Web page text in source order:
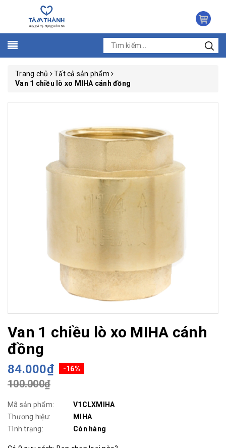
Trang chủ
Tất cả sản phẩm
Van 1 chiều lò xo MIHA cánh đồng
Van 1 chiều lò xo MIHA cánh
đồng
84.000₫ -16%
100.000₫
Mã sản phẩm:
V1CLXMIHA
Thương hiệu:
MIHA
Tình trạng:
Còn hàng